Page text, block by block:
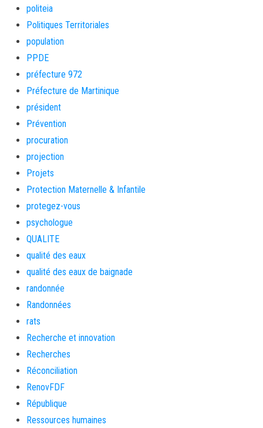
politeia
Politiques Territoriales
population
PPDE
préfecture 972
Préfecture de Martinique
président
Prévention
procuration
projection
Projets
Protection Maternelle & Infantile
protegez-vous
psychologue
QUALITE
qualité des eaux
qualité des eaux de baignade
randonnée
Randonnées
rats
Recherche et innovation
Recherches
Réconciliation
RenovFDF
République
Ressources humaines